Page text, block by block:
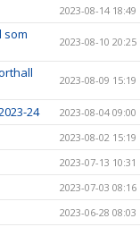
2023-08-14 18:49
som
2023-08-10 20:25
2023-08-09 15:19
24 2023-08-04 09:00
2023-08-02 15:19
2023-07-13 10:31
2023-07-03 08:16
2023-06-28 08:03